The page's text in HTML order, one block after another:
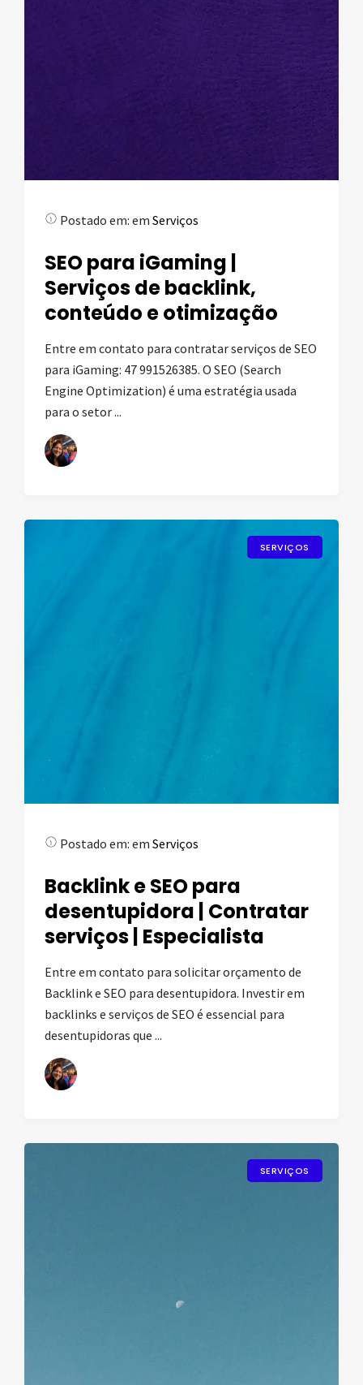
Postado em: em Serviços
SEO para iGaming |
Serviços de backlink,
conteúdo e otimização
Entre em contato para contratar serviços de SEO
para iGaming: 47 991526385. O SEO (Search
Engine Optimization) é uma estratégia usada
para o setor ...
SERVIÇOS
Postado em: em Serviços
Backlink e SEO para
desentupidora | Contratar
serviços | Especialista
Entre em contato para solicitar orçamento de
Backlink e SEO para desentupidora. Investir em
backlinks e serviços de SEO é essencial para
desentupidoras que ...
SERVIÇOS